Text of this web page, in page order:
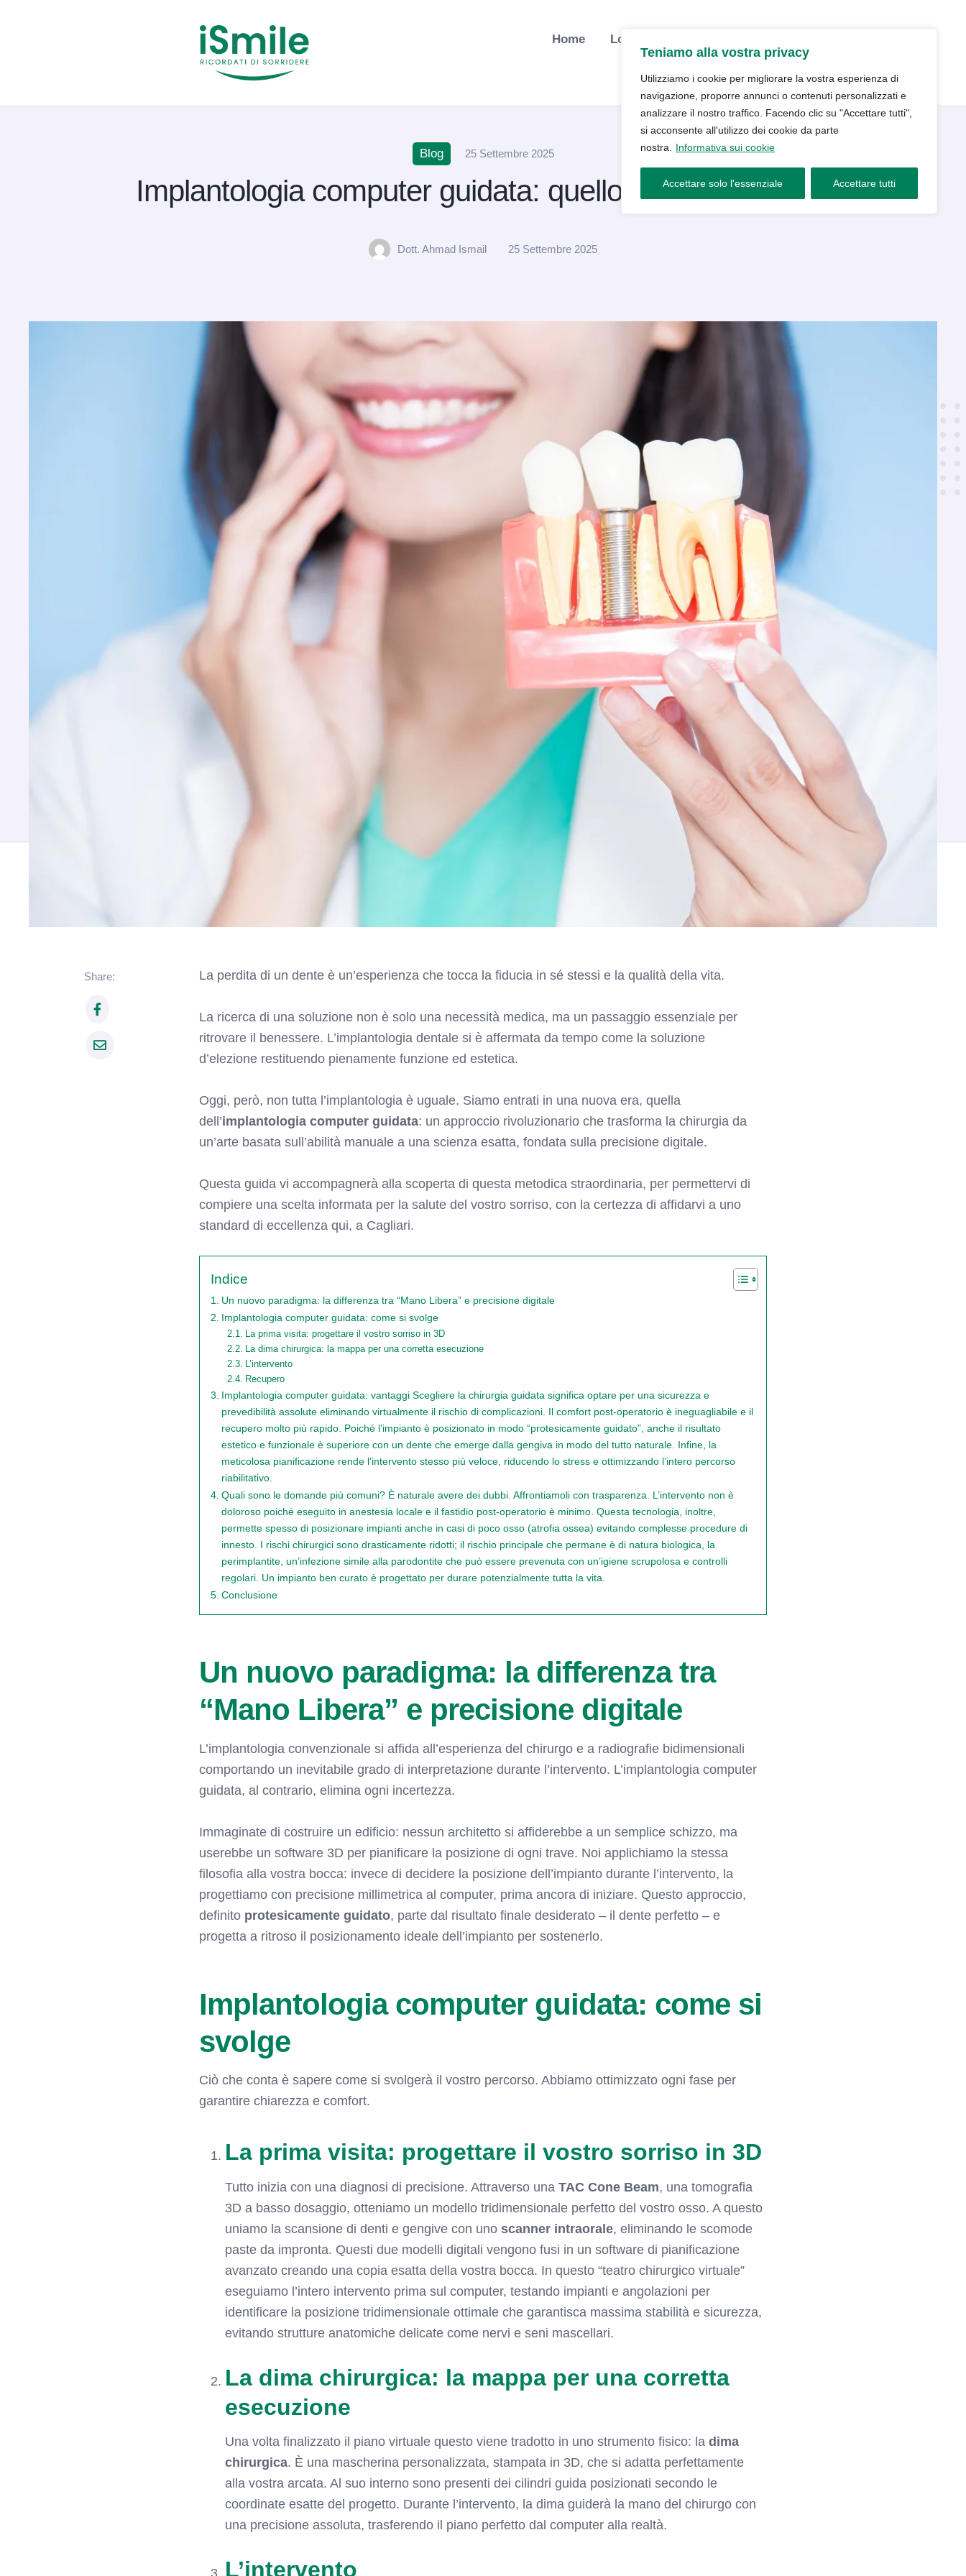
Teniamo alla vostra privacy
Utilizziamo i cookie per migliorare la vostra esperienza di
navigazione, proporre annunci o contenuti personalizzati e
analizzare il nostro traffico. Facendo clic su "Accettare tutti",
si acconsente all'utilizzo dei cookie da parte
nostra.
Informativa sui cookie
Accettare solo l'essenziale Accettare tutti
Home Lo Studio
Blog 25 Settembre 2025
Implantologia computer guidata: quello che devi sapere
Dott. Ahmad Ismail 25 Settembre 2025
Share: La perdita di un dente è un’esperienza che tocca la fiducia in sé stessi e la qualità della vita.
La ricerca di una soluzione non è solo una necessità medica, ma un passaggio essenziale per
ritrovare il benessere. L’implantologia dentale si è affermata da tempo come la soluzione
d’elezione restituendo pienamente funzione ed estetica.
Oggi, però, non tutta l’implantologia è uguale. Siamo entrati in una nuova era, quella
dell’implantologia computer guidata: un approccio rivoluzionario che trasforma la chirurgia da
un’arte basata sull’abilità manuale a una scienza esatta, fondata sulla precisione digitale.
Questa guida vi accompagnerà alla scoperta di questa metodica straordinaria, per permettervi di
compiere una scelta informata per la salute del vostro sorriso, con la certezza di affidarvi a uno
standard di eccellenza qui, a Cagliari.
Indice
Un nuovo paradigma: la differenza tra “Mano Libera” e precisione digitale
Implantologia computer guidata: come si svolge
La prima visita: progettare il vostro sorriso in 3D
La dima chirurgica: la mappa per una corretta esecuzione
L’intervento
Recupero
Implantologia computer guidata: vantaggi Scegliere la chirurgia guidata significa optare per una sicurezza e
prevedibilità assolute eliminando virtualmente il rischio di complicazioni. Il comfort post-operatorio è ineguagliabile e il
recupero molto più rapido. Poiché l’impianto è posizionato in modo “protesicamente guidato”, anche il risultato
estetico e funzionale è superiore con un dente che emerge dalla gengiva in modo del tutto naturale. Infine, la
meticolosa pianificazione rende l’intervento stesso più veloce, riducendo lo stress e ottimizzando l’intero percorso
riabilitativo.
Quali sono le domande più comuni? È naturale avere dei dubbi. Affrontiamoli con trasparenza. L’intervento non è
doloroso poiché eseguito in anestesia locale e il fastidio post-operatorio è minimo. Questa tecnologia, inoltre,
permette spesso di posizionare impianti anche in casi di poco osso (atrofia ossea) evitando complesse procedure di
innesto. I rischi chirurgici sono drasticamente ridotti; il rischio principale che permane è di natura biologica, la
perimplantite, un’infezione simile alla parodontite che può essere prevenuta con un’igiene scrupolosa e controlli
regolari. Un impianto ben curato è progettato per durare potenzialmente tutta la vita.
Conclusione
Un nuovo paradigma: la differenza tra
“Mano Libera” e precisione digitale
L’implantologia convenzionale si affida all’esperienza del chirurgo e a radiografie bidimensionali
comportando un inevitabile grado di interpretazione durante l’intervento. L’implantologia computer
guidata, al contrario, elimina ogni incertezza.
Immaginate di costruire un edificio: nessun architetto si affiderebbe a un semplice schizzo, ma
userebbe un software 3D per pianificare la posizione di ogni trave. Noi applichiamo la stessa
filosofia alla vostra bocca: invece di decidere la posizione dell’impianto durante l’intervento, la
progettiamo con precisione millimetrica al computer, prima ancora di iniziare. Questo approccio,
definito protesicamente guidato, parte dal risultato finale desiderato – il dente perfetto – e
progetta a ritroso il posizionamento ideale dell’impianto per sostenerlo.
Implantologia computer guidata: come si
svolge
Ciò che conta è sapere come si svolgerà il vostro percorso. Abbiamo ottimizzato ogni fase per
garantire chiarezza e comfort.
La prima visita: progettare il vostro sorriso in 3D
Tutto inizia con una diagnosi di precisione. Attraverso unaTAC Cone Beam, una tomografia
3D a basso dosaggio, otteniamo un modello tridimensionale perfetto del vostro osso. A questo
uniamo la scansione di denti e gengive con unoscanner intraorale, eliminando le scomode
paste da impronta. Questi due modelli digitali vengono fusi in un software di pianificazione
avanzato creando una copia esatta della vostra bocca. In questo “teatro chirurgico virtuale”
eseguiamo l’intero intervento prima sul computer, testando impianti e angolazioni per
identificare la posizione tridimensionale ottimale che garantisca massima stabilità e sicurezza,
evitando strutture anatomiche delicate come nervi e seni mascellari.
La dima chirurgica: la mappa per una corretta
esecuzione
Una volta finalizzato il piano virtuale questo viene tradotto in uno strumento fisico: ladima
chirurgica. È una mascherina personalizzata, stampata in 3D, che si adatta perfettamente
alla vostra arcata. Al suo interno sono presenti dei cilindri guida posizionati secondo le
coordinate esatte del progetto. Durante l’intervento, la dima guiderà la mano del chirurgo con
una precisione assoluta, trasferendo il piano perfetto dal computer alla realtà.
L’intervento